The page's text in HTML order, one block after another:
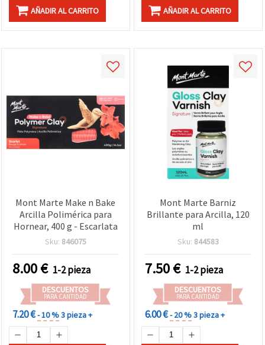
AÑADIR AL CARRITO AÑADIR AL CARRITO
Mont Marte Make n Bake
Arcilla Polimérica para
Hornear, 400 g - Escarlata
Sku: 846075
8.00€ 1-2 pieza
DESCUENTOS
PARA CANTIDAD
7.20 €- 10 %3 pieza +
Mont Marte Barniz
Brillante para Arcilla, 120
ml
Sku: 844583
7.50€ 1-2 pieza
DESCUENTOS
PARA CANTIDAD
6.00 €- 20 %3 pieza +